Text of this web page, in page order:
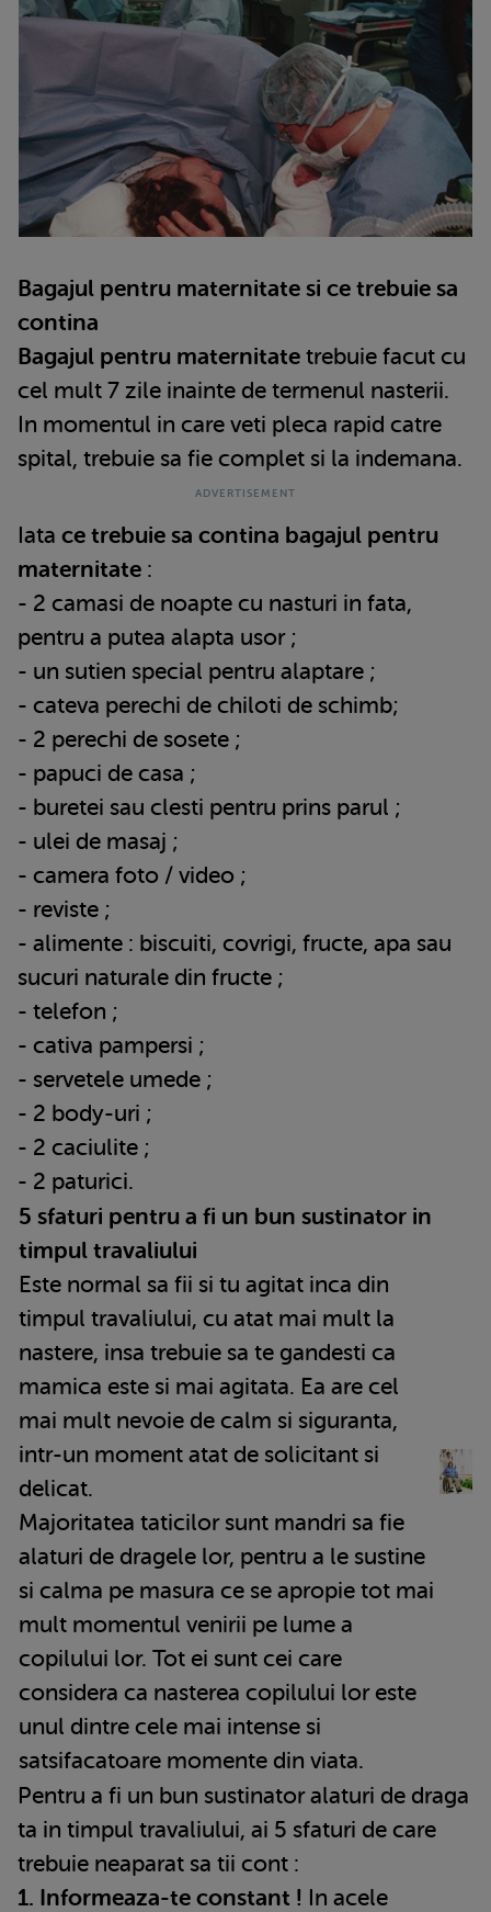
Bagajul pentru maternitate si ce trebuie sa
contina
Bagajul pentru maternitate trebuie facut cu
cel mult 7 zile inainte de termenul nasterii.
In momentul in care veti pleca rapid catre
spital, trebuie sa fie complet si la indemana.
Iata ce trebuie sa contina bagajul pentru
maternitate :
- 2 camasi de noapte cu nasturi in fata,
pentru a putea alapta usor ;
- un sutien special pentru alaptare ;
- cateva perechi de chiloti de schimb;
- 2 perechi de sosete ;
- papuci de casa ;
- buretei sau clesti pentru prins parul ;
- ulei de masaj ;
- camera foto / video ;
- reviste ;
- alimente : biscuiti, covrigi, fructe, apa sau
sucuri naturale din fructe ;
- telefon ;
- cativa pampersi ;
- servetele umede ;
- 2 body-uri ;
- 2 caciulite ;
- 2 paturici.
5 sfaturi pentru a fi un bun sustinator in
timpul travaliului
Este normal sa fii si tu agitat inca din
timpul travaliului, cu atat mai mult la
nastere, insa trebuie sa te gandesti ca
mamica este si mai agitata. Ea are cel
mai mult nevoie de calm si siguranta,
intr-un moment atat de solicitant si
delicat.
Majoritatea taticilor sunt mandri sa fie
alaturi de dragele lor, pentru a le sustine
si calma pe masura ce se apropie tot mai
mult momentul venirii pe lume a
copilului lor. Tot ei sunt cei care
considera ca nasterea copilului lor este
unul dintre cele mai intense si
satsifacatoare momente din viata.
Pentru a fi un bun sustinator alaturi de draga
ta in timpul travaliului, ai 5 sfaturi de care
trebuie neaparat sa tii cont :
1. Informeaza-te constant ! In acele